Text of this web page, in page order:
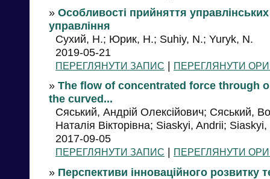
» Особливості прийняття
управління
Сухий, Н.; Юрик, Н.; Suhiy, N.; Yuryk, N.
2019-05-21
ПЕРЕГЛЯНУТИ ЗАПИС | ПЕРЕГЛЯНУТИ
» The flow of concentrated force through
the curved...
Сяський, Андрій Олексійович; Сяський,
Наталія Вікторівна; Siaskyi, Andrii;
2017-09-05
ПЕРЕГЛЯНУТИ ЗАПИС | ПЕРЕГЛЯНУТИ
» Перспективи інноваційного розвитку